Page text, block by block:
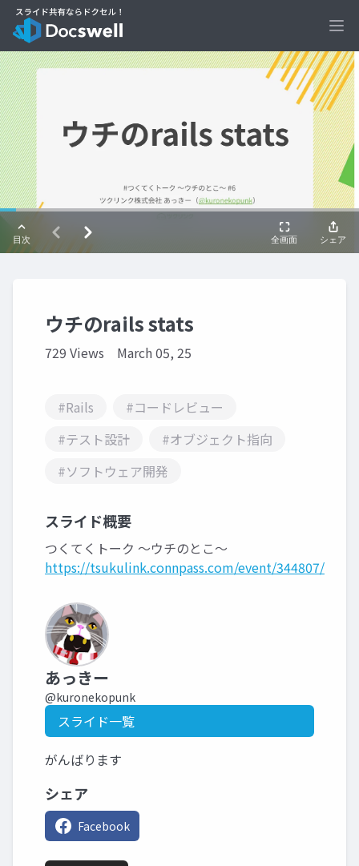
ウチのrails stats
729 Views March 05, 25
#Rails
#コードレビュー
#テスト設計
#オブジェクト指向
#ソフトウェア開発
スライド概要
つくてくトーク 〜ウチのとこ〜
https://tsukulink.connpass.com/event/344807/
あっきー
@kuronekopunk
スライド一覧
がんばります
シェア
Facebook